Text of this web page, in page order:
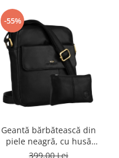
-55%
Geantă bărbătească din
piele neagră, cu husă
inclusă - Peterson PTR-PTN
399,00 Lei